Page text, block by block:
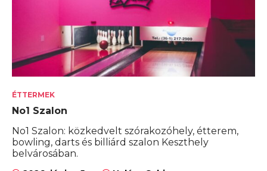
ÉTTERMEK
No1 Szalon
No1 Szalon: közkedvelt szórakozóhely, étterem,
bowling, darts és billiárd szalon Keszthely
belvárosában.